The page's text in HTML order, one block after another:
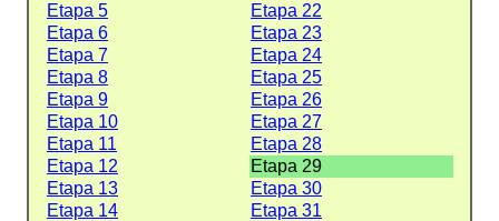
Etapa 5
Etapa 22
Etapa 6
Etapa 23
Etapa 7
Etapa 24
Etapa 8
Etapa 25
Etapa 9
Etapa 26
Etapa 10
Etapa 27
Etapa 11
Etapa 28
Etapa 12
Etapa 29
Etapa 13
Etapa 30
Etapa 14
Etapa 31